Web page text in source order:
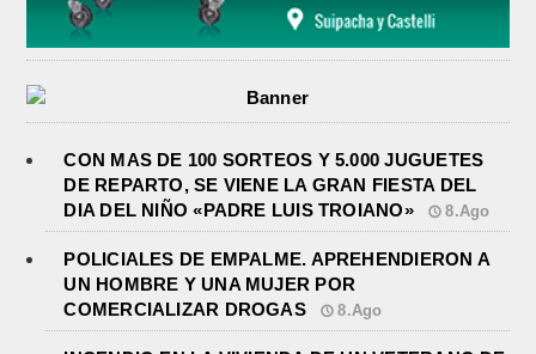
CON MAS DE 100 SORTEOS Y 5.000 JUGUETES
DE REPARTO, SE VIENE LA GRAN FIESTA DEL
DIA DEL NIÑO «PADRE LUIS TROIANO»
8.Ago
POLICIALES DE EMPALME. APREHENDIERON A
UN HOMBRE Y UNA MUJER POR
COMERCIALIZAR DROGAS
8.Ago